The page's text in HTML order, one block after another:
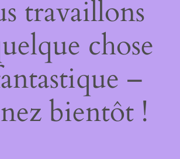
travaillons
chose
–
bientôt !